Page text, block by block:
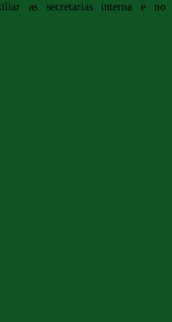
as secretarias interna e no